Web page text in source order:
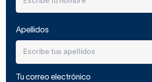
Apellidos
Tu correo electrónico